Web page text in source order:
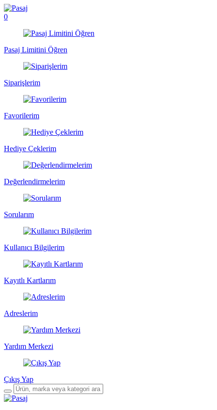
0
Pasaj Limitini Öğren
Siparişlerim
Favorilerim
Hediye Çeklerim
Değerlendirmelerim
Sorularım
Kullanıcı Bilgilerim
Kayıtlı Kartlarım
Adreslerim
Yardım Merkezi
Çıkış Yap